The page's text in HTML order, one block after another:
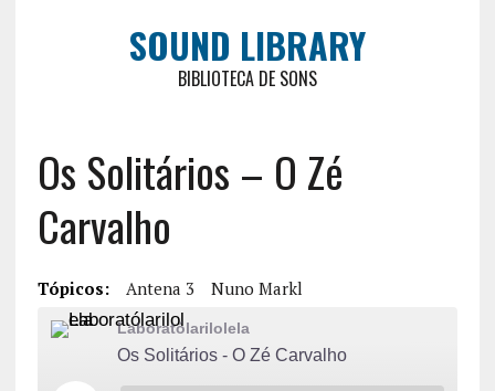
SOUND LIBRARY
BIBLIOTECA DE SONS
Os Solitários – O Zé
Carvalho
Tópicos: Antena 3 Nuno Markl
Laboratólarilolela
Os Solitários - O Zé Carvalho